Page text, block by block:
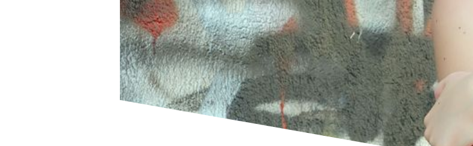
Servicebüro Jugendmigrationsdienste
0228 95968-0
quartier@jugendmigrationsdienste.de
EXTERNE MEDIEN
Um Inhalte von Videoplattformen und Social Media
Plattformen anzeigen zu können, werden von diesen